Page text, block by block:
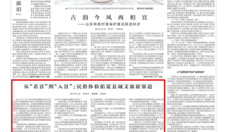
彩票 娱乐 时尚 悦读
公益 一带一路 亚太网 上市公司
文化产业
地方频道
北京 天津 河北 山西